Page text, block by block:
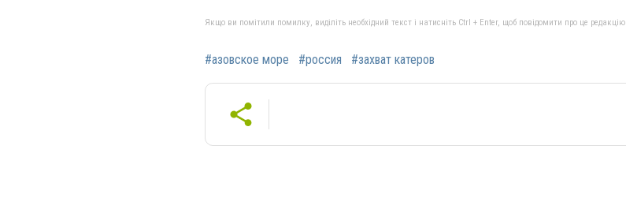
Якщо ви помітили помилку, виділіть необхідний текст і натисніть Ctrl + Enter, щоб повідомити про це редакцію
#азовское море #россия #захват катеров